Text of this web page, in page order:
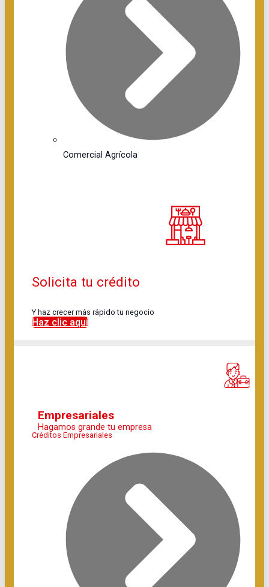
Comercial Agrícola
Solicita tu crédito
Y haz crecer más rápido tu negocio
Haz clic aquí
Empresariales
Hagamos grande tu empresa
Créditos Empresariales